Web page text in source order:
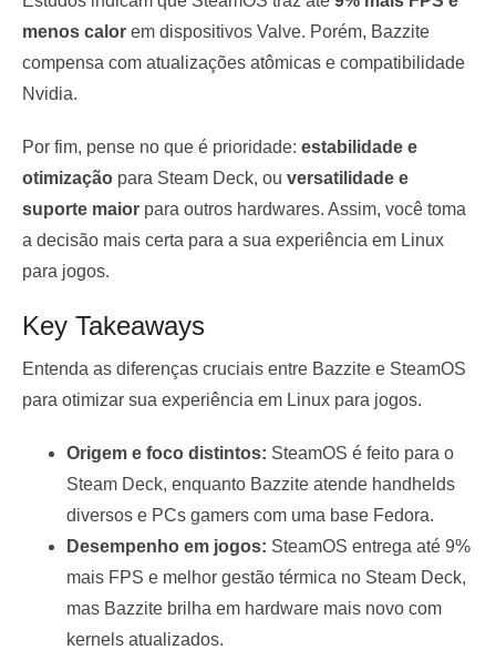
menos calor em dispositivos Valve. Porém, Bazzite
compensa com atualizações atômicas e compatibilidade
Nvidia.
Por fim, pense no que é prioridade: estabilidade e
otimização para Steam Deck, ou versatilidade e
suporte maior para outros hardwares. Assim, você toma
a decisão mais certa para a sua experiência em Linux
para jogos.
Key Takeaways
Entenda as diferenças cruciais entre Bazzite e SteamOS
para otimizar sua experiência em Linux para jogos.
Origem e foco distintos: SteamOS é feito para o
Steam Deck, enquanto Bazzite atende handhelds
diversos e PCs gamers com uma base Fedora.
Desempenho em jogos: SteamOS entrega até 9%
mais FPS e melhor gestão térmica no Steam Deck,
mas Bazzite brilha em hardware mais novo com
kernels atualizados.